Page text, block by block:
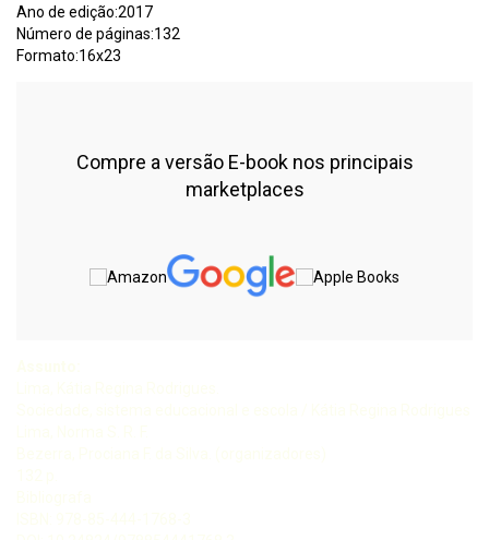
Ano de edição:2017
Número de páginas:132
Formato:16x23
Compre a versão E-book nos principais
marketplaces